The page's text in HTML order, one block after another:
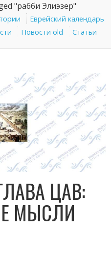
"рабби Элиэзер"
Еврейский календарь
Новости old Статьи
ЦАВ:
МЫСЛИ